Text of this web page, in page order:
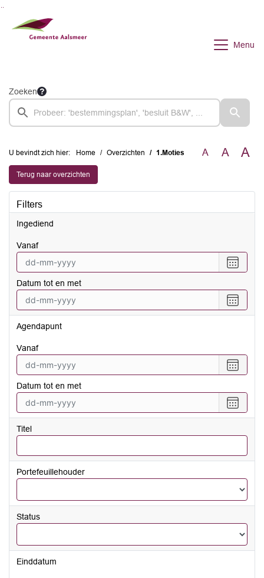
Menu
Zoeken
U bevindt zich hier: Home Overzichten 1.Moties A A A
Terug naar overzichten
Filters
Ingediend
vanaf
een
vanaf
Datum tot en met
een
met
Agendapunt
vanaf
een
vanaf
Datum tot en met
een
tot
met
Titel
Portefeuillehouder
Status
Einddatum